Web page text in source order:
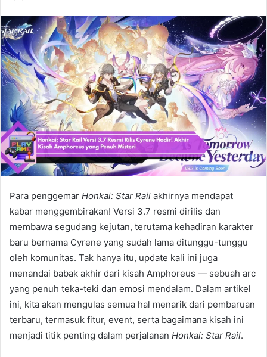
Para penggemar Honkai: Star Rail akhirnya mendapat
kabar menggembirakan! Versi 3.7 resmi dirilis dan
membawa segudang kejutan, terutama kehadiran karakter
baru bernama Cyrene yang sudah lama ditunggu-tunggu
oleh komunitas. Tak hanya itu, update kali ini juga
menandai babak akhir dari kisah Amphoreus — sebuah arc
yang penuh teka-teki dan emosi mendalam. Dalam artikel
ini, kita akan mengulas semua hal menarik dari pembaruan
terbaru, termasuk fitur, event, serta bagaimana kisah ini
menjadi titik penting dalam perjalanan Honkai: Star Rail.